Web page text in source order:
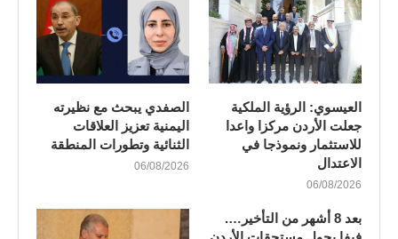
العيسوي: الرؤية الملكية
جعلت الأردن مركزا واعدا
للاستثمار ونموذجا في
الاعتدال
06/08/2026
الصفدي يبحث مع نظيرته
اليمنية تعزيز العلاقات
الثنائية وتطورات المنطقة
06/08/2026
بعد 8 أشهر من التأخير….